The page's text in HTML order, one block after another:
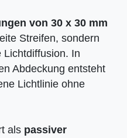
von 30 x 30 mm
Streifen, sondern
Lichtdiffusion. In
Abdeckung entsteht
Lichtlinie ohne
als passiver